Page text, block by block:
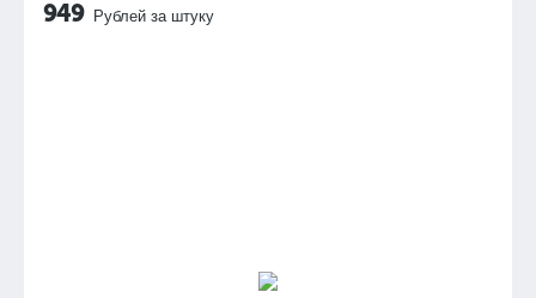
949 Рублей за штуку